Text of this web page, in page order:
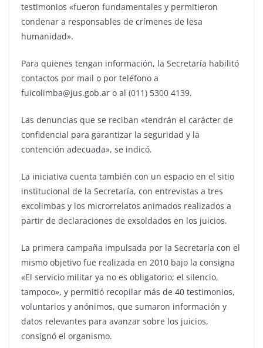
testimonios «fueron fundamentales y permitieron
condenar a responsables de crímenes de lesa
humanidad».
Para quienes tengan información, la Secretaría habilitó
contactos por mail o por teléfono a
fuicolimba@jus.gob.ar o al (011) 5300 4139.
Las denuncias que se reciban «tendrán el carácter de
confidencial para garantizar la seguridad y la
contención adecuada», se indicó.
La iniciativa cuenta también con un espacio en el sitio
institucional de la Secretaría, con entrevistas a tres
excolimbas y los microrrelatos animados realizados a
partir de declaraciones de exsoldados en los juicios.
La primera campaña impulsada por la Secretaría con el
mismo objetivo fue realizada en 2010 bajo la consigna
«El servicio militar ya no es obligatorio; el silencio,
tampoco», y permitió recopilar más de 40 testimonios,
voluntarios y anónimos, que sumaron información y
datos relevantes para avanzar sobre los juicios,
consignó el organismo.